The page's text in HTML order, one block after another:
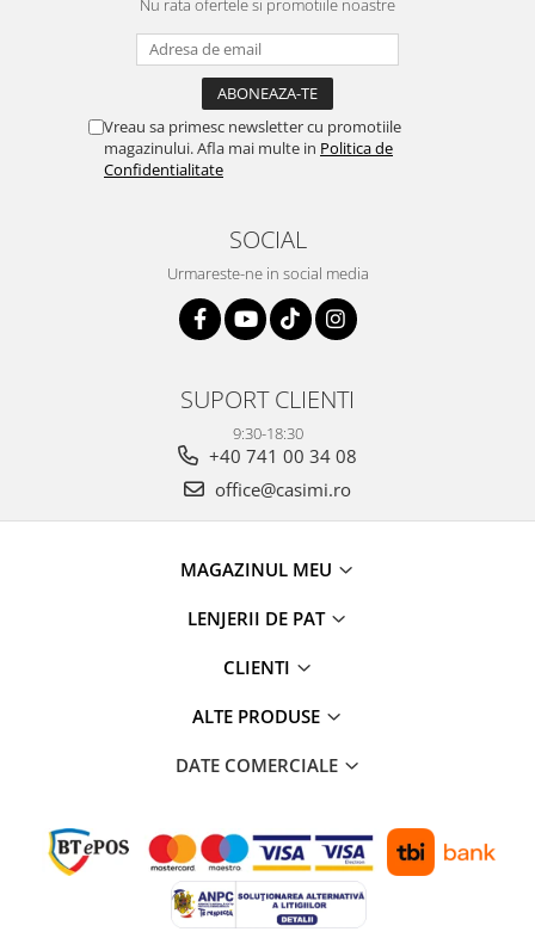
Vreau sa primesc newsletter cu promotiile
magazinului. Afla mai multe in Politica de
Confidentialitate
SOCIAL
Urmareste-ne in social media
SUPORT CLIENTI
9:30-18:30
+40 741 00 34 08
office@casimi.ro
MAGAZINUL MEU
LENJERII DE PAT
CLIENTI
ALTE PRODUSE
DATE COMERCIALE